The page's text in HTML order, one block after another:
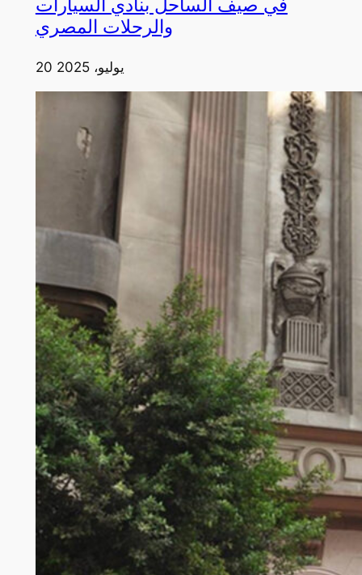
في صيف الساحل بنادي السيارات
والرحلات المصري
20 يوليو، 2025